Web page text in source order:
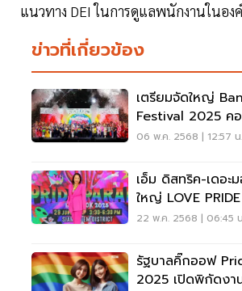
แนวทาง DEI ในการดูแลพนักงานในอง
ข่าวที่เกี่ยวข้อง
เตรียมจัดใหญ่
Festival 2025 ค
LGBTQIAN+ บูมเศ
06 พ.ค. 2568 | 12:57 น.
เอ็ม ดิสทริค-เดอะ
ใหญ่ LOVE
2025
22 พ.ค. 2568 | 06:45
รัฐบาลคิ๊กออฟ
2025 เปิดพิกัดงา